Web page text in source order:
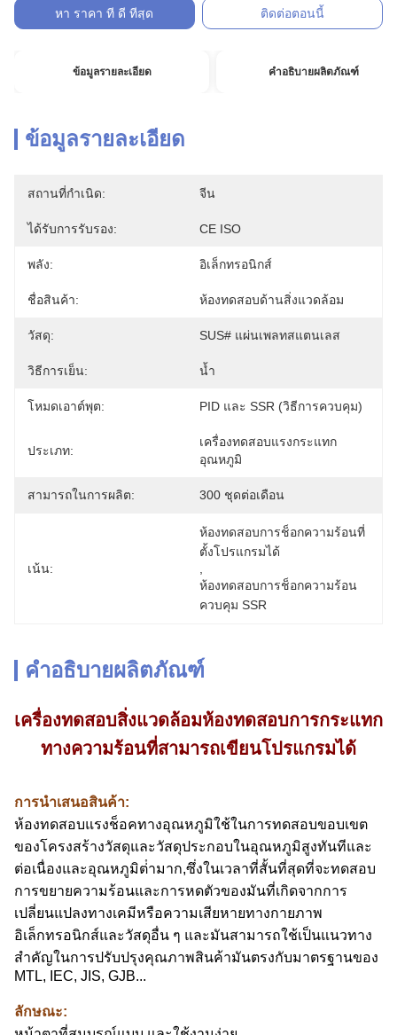
หา ราคา ที่ ดี ที่สุด ติดต่อตอนนี้
ข้อมูลรายละเอียด คำอธิบายผลิตภัณฑ์
ข้อมูลรายละเอียด
สถานที่กำเนิด: จีน
ได้รับการรับรอง: CE ISO
พลัง: อิเล็กทรอนิกส์
ชื่อสินค้า: ห้องทดสอบด้านสิ่งแวดล้อม
วัสดุ: SUS# แผ่นเพลทสแตนเลส
วิธีการเย็น: น้ำ
โหมดเอาต์พุต: PID และ SSR (วิธีการควบคุม)
ประเภท:
เครื่องทดสอบแรงกระแทก
อุณหภูมิ
สามารถในการผลิต: 300 ชุดต่อเดือน
เน้น:
ห้องทดสอบการช็อกความร้อนที่
ตั้งโปรแกรมได้
ห้องทดสอบการช็อกความร้อน
ควบคุม SSR
คำอธิบายผลิตภัณฑ์
เครื่องทดสอบสิ่งแวดล้อมห้องทดสอบการกระแทก
ทางความร้อนที่สามารถเขียนโปรแกรมได้
การนําเสนอสินค้า:
ห้องทดสอบแรงช็อคทางอุณหภูมิใช้ในการทดสอบขอบเขต
ของโครงสร้างวัสดุและวัสดุประกอบในอุณหภูมิสูงทันทีและ
ต่อเนื่องและอุณหภูมิต่ํามาก,ซึ่งในเวลาที่สั้นที่สุดที่จะทดสอบ
การขยายความร้อนและการหดตัวของมันที่เกิดจากการ
เปลี่ยนแปลงทางเคมีหรือความเสียหายทางกายภาพ
อิเล็กทรอนิกส์และวัสดุอื่น ๆ และมันสามารถใช้เป็นแนวทาง
สําคัญในการปรับปรุงคุณภาพสินค้ามันตรงกับมาตรฐานของ
MTL, IEC, JIS, GJB...
ลักษณะ: